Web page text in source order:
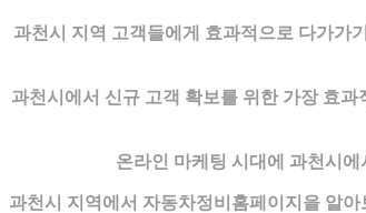
과천시 지역 고객들에게 효과적으로 다가가
과천시에서 신규 고객 확보를 위한 가장 효
온라인 마케팅 시대에 과천시
과천시 지역에서 자동차정비홈페이지을 알